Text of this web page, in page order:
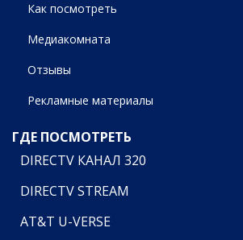
Как посмотреть
Медиакомната
Отзывы
Рекламные материалы
ГДЕ ПОСМОТРЕТЬ
DIRECTV КАНАЛ 320
DIRECTV STREAM
AT&T U-VERSE